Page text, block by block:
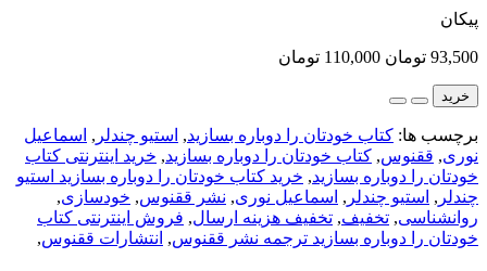
پیکان
93,500 تومان 110,000 تومان
خرید
برچسب ها: کتاب خودتان را دوباره بسازید, استیو چندلر , اسماعیل
نوری, ققنوس, کتاب خودتان را دوباره بسازید, خرید اینترنتی کتاب
خودتان را دوباره بسازید, خرید کتاب خودتان را دوباره بسازید استیو
چندلر , استیو چندلر , اسماعیل نوری, نشر ققنوس, خودسازی,
روانشناسی, تخفیف, تخفیف هزینه ارسال, فروش اینترنتی کتاب
خودتان را دوباره بسازید ترجمه نشر ققنوس, انتشارات ققنوس,